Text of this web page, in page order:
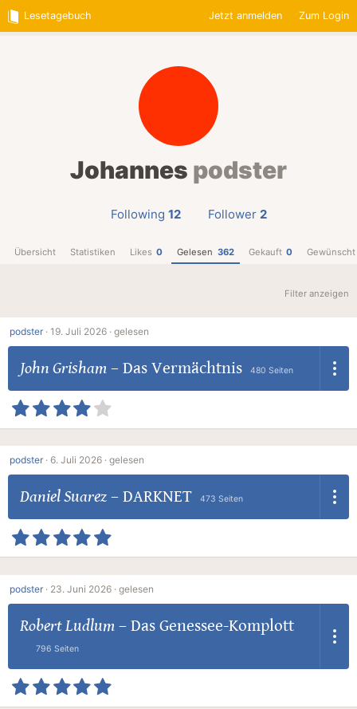
Lesetagebuch Jetzt anmelden Zum Login
Johannes podster
Following 12 Follower 2
Übersicht Statistiken Likes 0 Gelesen 362 Gekauft 0 Gewünscht
Filter anzeigen
podster · 19. Juli 2026 · gelesen
John Grisham– Das Vermächtnis 480 Seiten
podster · 6. Juli 2026 · gelesen
Daniel Suarez– DARKNET 473 Seiten
podster · 23. Juni 2026 · gelesen
Robert Ludlum– Das Genessee-Komplott
796 Seiten